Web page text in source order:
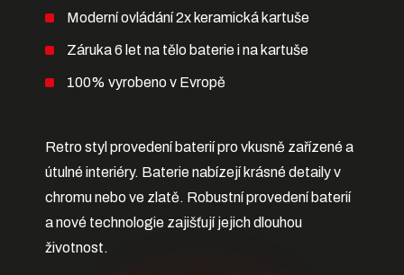
Moderní ovládání 2x keramická kartuše
Záruka 6 let na tělo baterie i na kartuše
100% vyrobeno v Evropě
Retro styl provedení baterií pro vkusně zařízené a
útulné interiéry. Baterie nabízejí krásné detaily v
chromu nebo ve zlatě. Robustní provedení baterií
a nové technologie zajišťují jejich dlouhou
životnost.